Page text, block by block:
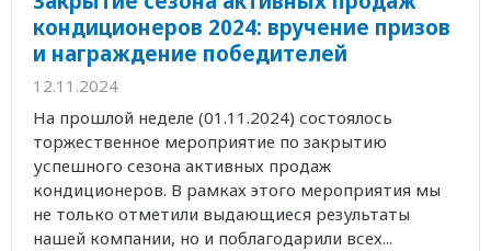
кондиционеров 2024: вручение призов
и награждение победителей
12.11.2024
На прошлой неделе (01.11.2024) состоялось
торжественное мероприятие по закрытию
успешного сезона активных продаж
кондиционеров. В рамках этого мероприятия мы
не только отметили выдающиеся результаты
нашей компании, но и поблагодарили всех...